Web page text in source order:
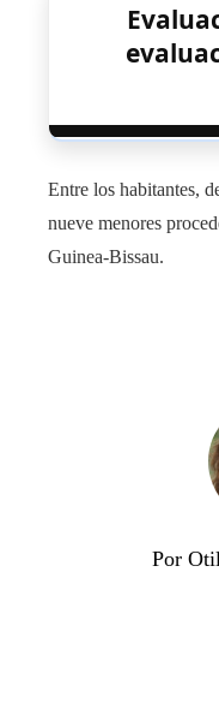
Entre los habitantes,
nueve menores
Guinea-Bissau.
Por